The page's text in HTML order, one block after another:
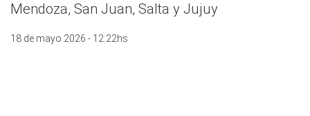
Mendoza, San Juan, Salta y Jujuy
18 de mayo 2026 - 12:22hs